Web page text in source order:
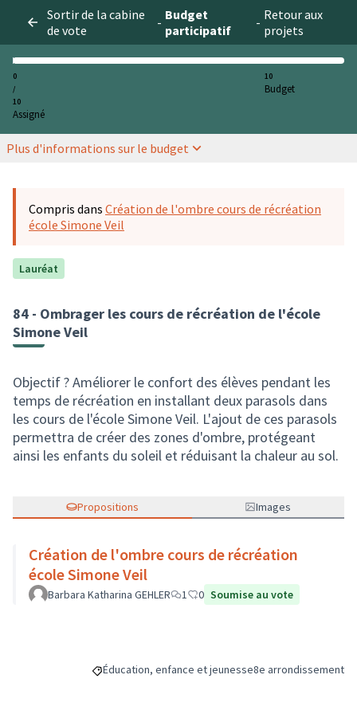
Sortir de la cabine
de vote
- Budget
participatif
- Retour aux
projets
0
/
10
Assigné
10
Budget
Plus d'informations sur le budget
Compris dans Création de l'ombre cours de récréation
école Simone Veil
Lauréat
84 - Ombrager les cours de récréation de l'école
Simone Veil
Objectif ? Améliorer le confort des élèves pendant les
temps de récréation en installant deux parasols dans
les cours de l'école Simone Veil. L'ajout de ces parasols
permettra de créer des zones d'ombre, protégeant
ainsi les enfants du soleil et réduisant la chaleur au sol.
Propositions Images
Création de l'ombre cours de récréation
école Simone Veil
Barbara Katharina GEHLER 1 0 Soumise au vote
Filtrer les résultats de la catégorie : Éducation,
Éducation, enfance et jeunesseFiltrer les résultats
8e arrondissement